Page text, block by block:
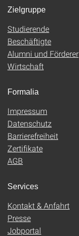
Zielgruppe
Studierende
Beschäftigte
Alumni und Förderer
Wirtschaft
Formalia
Impressum
Datenschutz
Barrierefreiheit
Zertifikate
AGB
Services
Kontakt & Anfahrt
Presse
Jobportal